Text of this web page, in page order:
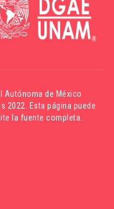
Autónoma de México
2022. Esta página puede
la fuente completa.